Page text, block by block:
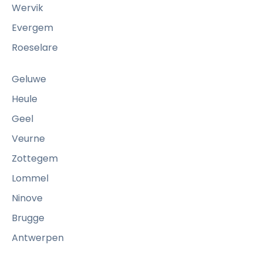
Wervik
Evergem
Roeselare
Geluwe
Heule
Geel
Veurne
Zottegem
Lommel
Ninove
Brugge
Antwerpen